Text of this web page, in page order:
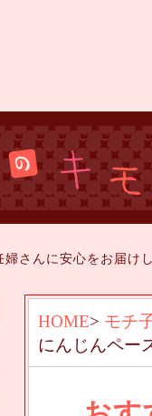
さんに安心をお届け
HOME> モチ
にんじんペー